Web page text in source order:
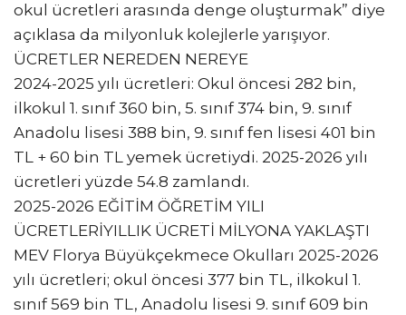
okul ücretleri arasında denge oluşturmak” diye
açıklasa da milyonluk kolejlerle yarışıyor.
ÜCRETLER NEREDEN NEREYE
2024-2025 yılı ücretleri: Okul öncesi 282 bin,
ilkokul 1. sınıf 360 bin, 5. sınıf 374 bin, 9. sınıf
Anadolu lisesi 388 bin, 9. sınıf fen lisesi 401 bin
TL + 60 bin TL yemek ücretiydi. 2025-2026 yılı
ücretleri yüzde 54.8 zamlandı.
2025-2026 EĞİTİM ÖĞRETİM YILI
ÜCRETLERİYILLIK ÜCRETİ MİLYONA YAKLAŞTI
MEV Florya Büyükçekmece Okulları 2025-2026
yılı ücretleri; okul öncesi 377 bin TL, ilkokul 1.
sınıf 569 bin TL, Anadolu lisesi 9. sınıf 609 bin